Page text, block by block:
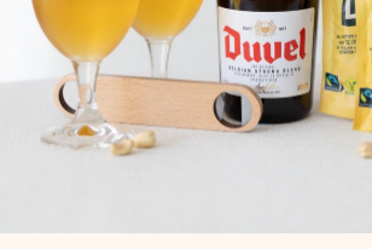
Lav noget særligt i blot få trin – med
billede af dig eller en besked, der går
Intet besvær men udelukkende en
øjeblikket.